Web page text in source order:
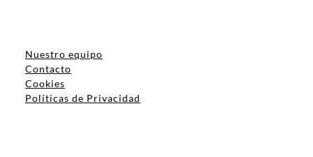
Nuestro equipo
Contacto
Cookies
Políticas de Privacidad